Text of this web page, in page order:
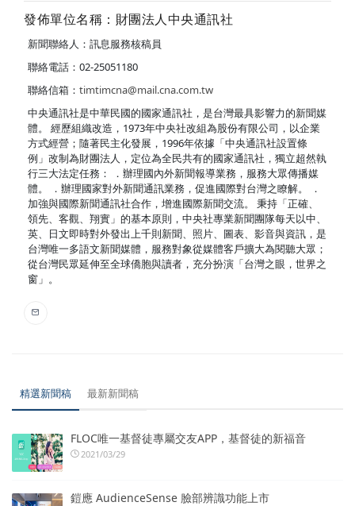
發佈單位名稱：財團法人中央通訊社
新聞聯絡人：訊息服務核稿員
聯絡電話：02-25051180
聯絡信箱： timtimcna@mail.cna.com.tw
中央通訊社是中華民國的國家通訊社，是台灣最具影響力的新聞媒
體。 經歷組織改造，1973年中央社改組為股份有限公司，以企業
方式經營；隨著民主化發展，1996年依據「中央通訊社設置條
例」改制為財團法人，定位為全民共有的國家通訊社，獨立超然執
行三大法定任務： ．辦理國內外新聞報導業務，服務大眾傳播媒
體。 ．辦理國家對外新聞通訊業務，促進國際對台灣之瞭解。 ．
加強與國際新聞通訊社合作，增進國際新聞交流。 秉持「正確、
領先、客觀、翔實」的基本原則，中央社專業新聞團隊每天以中、
英、日文即時對外發出上千則新聞、照片、圖表、影音與資訊，是
台灣唯一多語文新聞媒體，服務對象從媒體客戶擴大為閱聽大眾；
從台灣民眾延伸至全球僑胞與讀者，充分扮演「台灣之眼，世界之
窗」。
精選新聞稿 最新新聞稿
FLOC唯一基督徒專屬交友APP，基督徒的新福音
2021/03/29
鎧應 AudienceSense 臉部辨識功能上市